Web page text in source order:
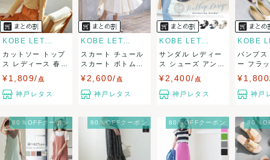
クレジットカード、メルペイ、銀行振込、PayPay、コンビ
ニ払い
出荷
送料： (見込み)
送料表を確認する
こちらの出品者の商品を ¥20,000以上注文の場合送料無料に
出荷目安：3営業日以内
大阪府から出荷
KOBE LETTUCE
カットソー トップ
ス レディース 春
¥1,809/ 点
神戸レタス
KOBE LETTUCE
スカート チュール
スカート ボトムス
¥2,600/ 点
神戸レタス
KOBE LETTUCE
サンダル レディー
ス シューズ アンク
¥2,400/ 点
神戸レタス
パンプス
ー フラ
神戸
80％OFFクーポン 80％OFFクーポン 80％OFFクーポン 80％